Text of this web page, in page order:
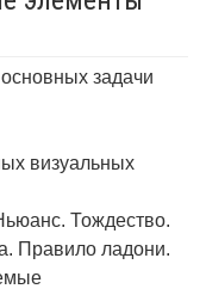
задачи
визуальных
Тождество.
Правило ладони.